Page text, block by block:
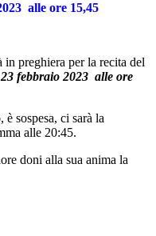
alle ore 15,45
preghiera per la recita del
febbraio 2023 alle ore
sospesa, ci sarà la
alle 20:45.
doni alla sua anima la